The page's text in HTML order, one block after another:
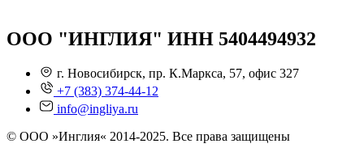
ООО "ИНГЛИЯ" ИНН 5404494932
г. Новосибирск, пр. К.Маркса, 57, офис 327
+7 (383) 374-44-12
info@ingliya.ru
© ООО »Инглия« 2014-2025. Все права защищены